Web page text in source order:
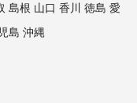
島根 山口 香川 徳島 愛
島 沖縄